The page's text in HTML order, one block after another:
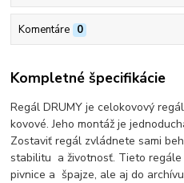
Komentáre 0
Kompletné špecifikácie
Regál DRUMY je celokovový
kovové. Jeho montáž je
Zostaviť regál zvládnete sami
stabilitu a životnosť. Tieto regále
pivnice a špajze, ale aj do